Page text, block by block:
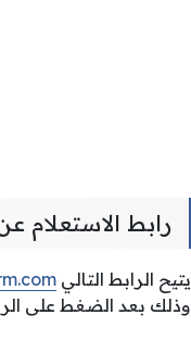
رابط الاستعلام
يتيح الرابط التالي
وذلك بعد الضغط على